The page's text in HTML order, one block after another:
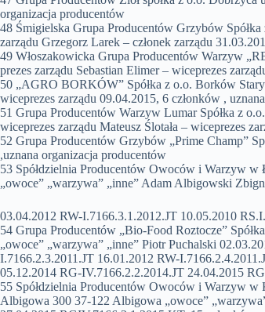
organizacja producentów
48 Śmigielska Grupa Producentów Grzybów
zarządu Grzegorz Larek – członek zarządu
49 Włoszakowicka Grupa Producentów Warzyw
prezes zarządu Sebastian Elimer – wiceprezes
50 „AGRO BORKÓW” Spółka z o.o. Borków
wiceprezes zarządu 09.04.2015, 6 członków ,
51 Grupa Producentów Warzyw Lumar Spółka z
wiceprezes zarządu Mateusz Ślotała – wiceprezes
52 Grupa Producentów Grzybów „Prime Champ”
,uznana organizacja producentów
53 Spółdzielnia Producentów Owoców i Warzyw
„owoce” „warzywa” „inne” Adam Albigowski
03.04.2012 RW-I.7166.3.1.2012.JT 10.05.2010
54 Grupa Producentów „Bio-Food Roztocze”
„owoce” „warzywa” „inne” Piotr Puchalski
I.7166.2.3.2011.JT 16.01.2012 RW-
05.12.2014 RG-IV.7166.2.2.2014.JT 24.04.2015
55 Spółdzielnia Producentów Owoców i Warzyw
Albigowa 300 37-122 Albigowa „owoce”